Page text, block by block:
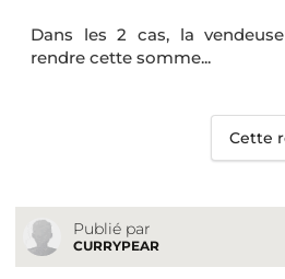
Dans les 2 cas, la
rendre cette somme...
Cette
Publié par
CURRYPEAR